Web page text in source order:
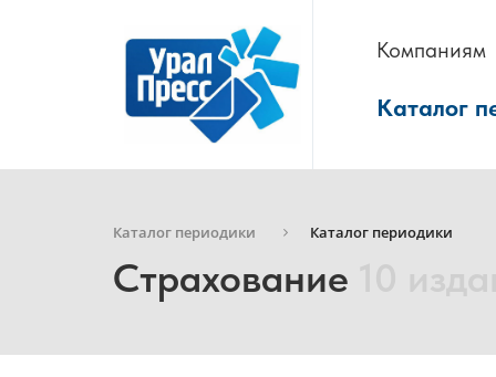
Компаниям
Каталог
Каталог периодики Каталог периодики
Страхование